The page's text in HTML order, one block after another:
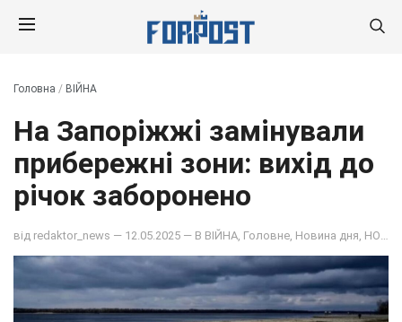
Головна / ВІЙНА
На Запоріжжі замінували
прибережні зони: вихід до
річок заборонено
від redaktor_news — 12.05.2025 — В ВІЙНА Головне Новина дня НОВИНИ